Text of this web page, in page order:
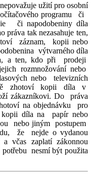
užití pro osobní
programu či
či napodobeniny díla
práva tak nezasahuje ten,
záznam, kopii nebo
výtvarného díla
a ten, kdo při prodeji
rozmnožování nebo
nebo televizních
zhotoví kopii díla v
zákazníkovi. Do práva
na objednávku pro
kopii díla na papír nebo
nebo jiným postupem
že nejde o vydanou
včas zaplatí zákonnou
nesmí být použita